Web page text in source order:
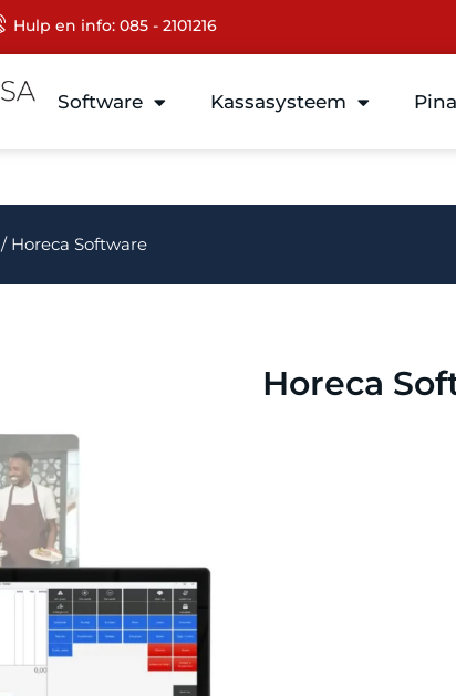
Hulp en info: 085 - 2101216
Software Kassasysteem
/ Horeca Software
Horeca